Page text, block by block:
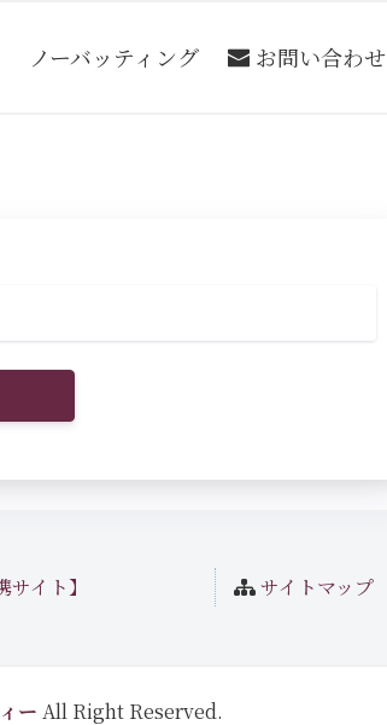
ノーバッティング お問い合わせ
サイト】 サイトマップ
ー All Right Reserved.